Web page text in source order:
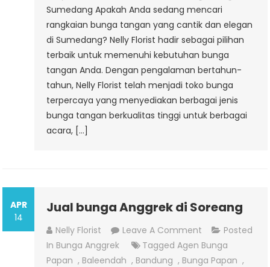
Sumedang Apakah Anda sedang mencari
rangkaian bunga tangan yang cantik dan elegan
di Sumedang? Nelly Florist hadir sebagai pilihan
terbaik untuk memenuhi kebutuhan bunga
tangan Anda. Dengan pengalaman bertahun-
tahun, Nelly Florist telah menjadi toko bunga
terpercaya yang menyediakan berbagai jenis
bunga tangan berkualitas tinggi untuk berbagai
acara, […]
APR
14
Jual bunga Anggrek di Soreang
Nelly Florist Leave A Comment On
Jual
Bunga
Posted
In Bunga Anggrek TaggedAgen Bunga
Papan , Baleendah , Bandung , Bunga Papan ,